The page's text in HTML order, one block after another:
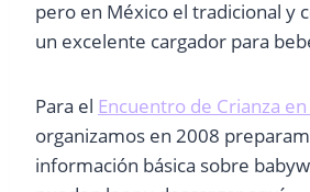
pero en México el tradicional y
un excelente cargador para
Para el Encuentro de Crianza
organizamos en 2008
información básica sobre